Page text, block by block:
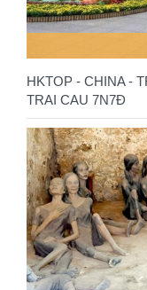
HKTOP - CHINA -
TRAI CAU 7N7Đ